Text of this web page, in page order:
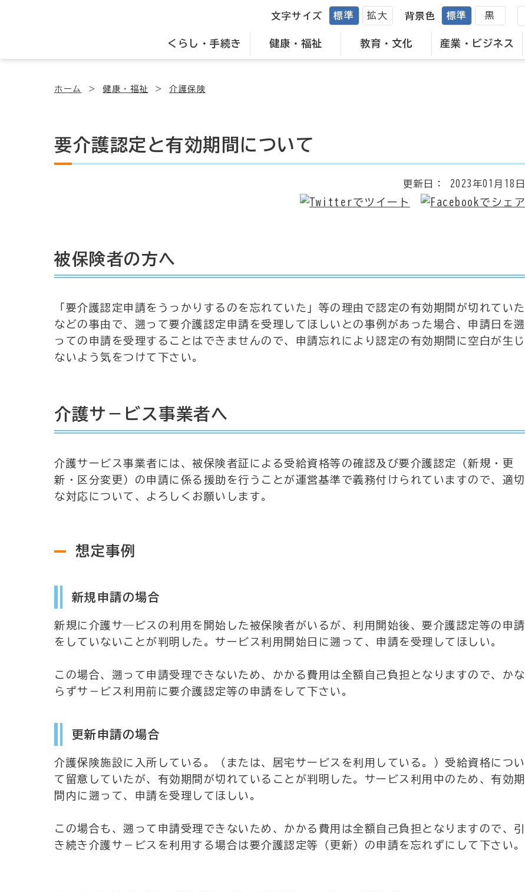
くらし・手続き 健康・福祉 教育・文化 産業・ビジネス
文字サイズ 標準 拡大 背景色 標準 黒
ホーム 健康・福祉 介護保険
要介護認定と有効期間について
更新日： 2023年01月18日
被保険者の方へ
「要介護認定申請をうっかりするのを忘れていた」等の理由で認定の有効期間が切れていた
などの事由で、遡って要介護認定申請を受理してほしいとの事例があった場合、申請日を遡
っての申請を受理することはできませんので、申請忘れにより認定の有効期間に空白が生じ
ないよう気をつけて下さい。
介護サ－ビス事業者へ
介護サービス事業者には、被保険者証による受給資格等の確認及び要介護認定（新規・更
新・区分変更）の申請に係る援助を行うことが運営基準で義務付けられていますので、適切
な対応について、よろしくお願いします。
想定事例
新規申請の場合
新規に介護サ―ビスの利用を開始した被保険者がいるが、利用開始後、要介護認定等の申請
をしていないことが判明した。サービス利用開始日に遡って、申請を受理してほしい。
この場合、遡って申請受理できないため、かかる費用は全額自己負担となりますので、かな
らずサ－ビス利用前に要介護認定等の申請をして下さい。
更新申請の場合
介護保険施設に入所している。（または、居宅サービスを利用している。）受給資格につい
て留意していたが、有効期間が切れていることが判明した。サービス利用中のため、有効期
間内に遡って、申請を受理してほしい。
この場合も、遡って申請受理できないため、かかる費用は全額自己負担となりますので、引
き続き介護サ－ビスを利用する場合は要介護認定等（更新）の申請を忘れずにして下さい。